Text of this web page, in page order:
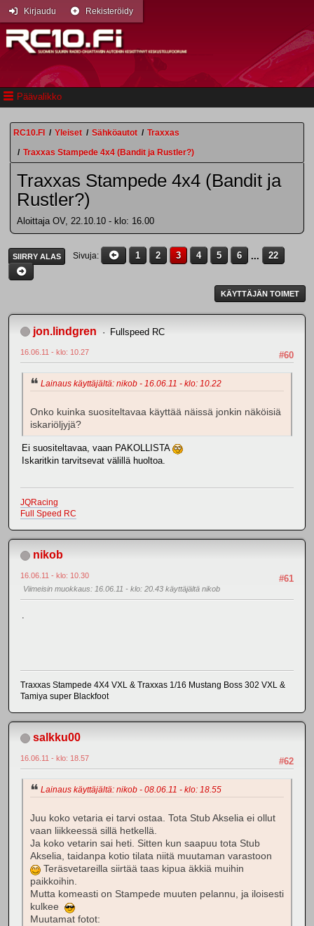
Päävalikko
Kirjaudu Rekisteröidy
RC10.FI / Yleiset / Sähköautot / Traxxas
/ Traxxas Stampede 4x4 (Bandit ja Rustler?)
Traxxas Stampede 4x4 (Bandit ja
Rustler?)
Aloittaja OV, 22.10.10 - klo: 16.00
SIIRRY ALAS Sivuja 1 2 3 4 5 6 ... 22
KÄYTTÄJÄN TOIMET
jon.lindgren Fullspeed RC
#60
16.06.11 - klo: 10.27
Lainaus käyttäjältä: nikob - 16.06.11 - klo: 10.22
Onko kuinka suositeltavaa käyttää näissä jonkin näköisiä
iskariöljyjä?
Ei suositeltavaa, vaan PAKOLLISTA
Iskaritkin tarvitsevat välillä huoltoa.
JQRacing
Full Speed RC
nikob
#61
16.06.11 - klo: 10.30
Viimeisin muokkaus: 16.06.11 - klo: 20.43 käyttäjältä nikob
.
Traxxas Stampede 4X4 VXL & Traxxas 1/16 Mustang Boss 302 VXL &
Tamiya super Blackfoot
salkku00
#62
16.06.11 - klo: 18.57
Lainaus käyttäjältä: nikob - 08.06.11 - klo: 18.55
Juu koko vetaria ei tarvi ostaa. Tota Stub Akselia ei ollut
vaan liikkeessä sillä hetkellä.
Ja koko vetarin sai heti. Sitten kun saapuu tota Stub
Akselia, taidanpa kotio tilata niitä muutaman varastoon
Teräsvetareilla siirtää taas kipua äkkiä muihin
paikkoihin.
Mutta komeasti on Stampede muuten pelannu, ja iloisesti
kulkee
Muutamat fotot: